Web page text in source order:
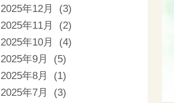
2025年12月 (3)
2025年11月 (2)
2025年10月 (4)
2025年9月 (5)
2025年8月 (1)
2025年7月 (3)